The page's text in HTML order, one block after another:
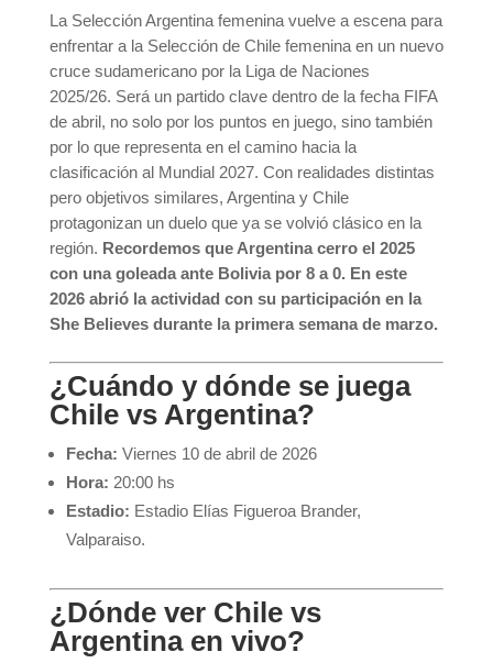
La Selección Argentina femeninavuelve a escena para
enfrentar a la Selección de Chile femeninaen un nuevo
cruce sudamericano por la Liga de Naciones
2025/26. Será un partido clave dentro de la fecha FIFA
de abril, no solo por los puntos en juego, sino también
por lo que representa en el camino hacia la
clasificación al Mundial 2027. Con realidades distintas
pero objetivos similares, Argentina y Chile
protagonizan un duelo que ya se volvió clásico en la
región. Recordemos que Argentina cerro el 2025
con una goleada ante Bolivia por 8 a 0. En este
2026 abrió la actividad con su participación en la
She Believes durante la primera semana de marzo.
¿Cuándo y dónde se juega
Chile vs Argentina?
Fecha: Viernes 10 de abril de 2026
Hora: 20:00 hs
Estadio: Estadio Elías Figueroa Brander,
Valparaiso.
¿Dónde ver Chile vs
Argentina en vivo?